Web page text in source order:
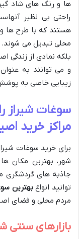
ها و رنگ های شاد
راحتی بی نظیر
هستند که با طرح ها
محلی تبدیل می شوند.
بلکه نمادی از زندگی
و می توانند به
زیبایی خاصی به
سوغات شیراز
مراکز خرید
برای خرید سوغات
شهر، بهترین مکان
جاذبه های گردشگری
توانید انواعبهترین
مردم محلی و فضای
بازارهای سنتی